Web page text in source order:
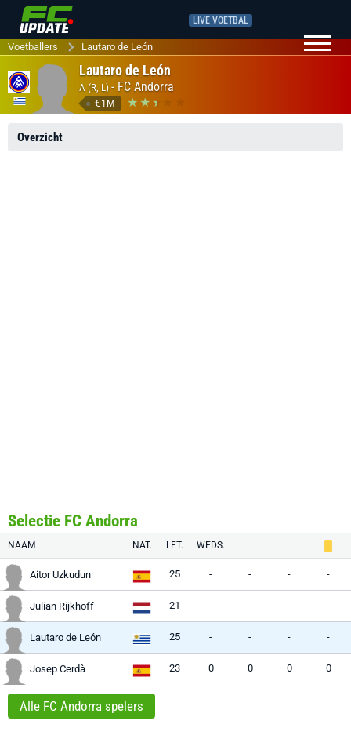
LIVE VOETBAL
Voetballers Lautaro de León
Lautaro de León
A (R, L) - FC Andorra
€1M
Overzicht
Selectie FC Andorra
NAAM NAT. LFT. WEDS.
Aitor Uzkudun 25 - - - -
Julian Rijkhoff 21 - - - -
Lautaro de León 25 - - - -
Josep Cerdà 23 0 0 0 0
Alle FC Andorra spelers